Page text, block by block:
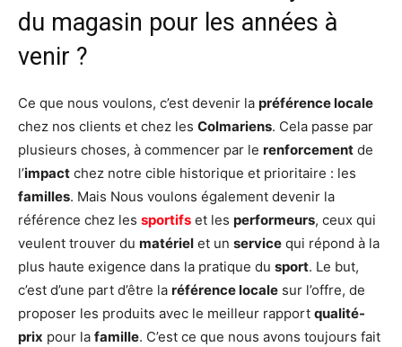
du magasin pour les années à
venir ?
Ce que nous voulons, c’est devenir la préférence locale
chez nos clients et chez les Colmariens. Cela passe par
plusieurs choses, à commencer par le renforcement de
l’impact chez notre cible historique et prioritaire : les
familles. Mais Nous voulons également devenir la
référence chez les sportifs et les performeurs, ceux qui
veulent trouver du matériel et un service qui répond à la
plus haute exigence dans la pratique du sport. Le but,
c’est d’une part d’être la référence locale sur l’offre, de
proposer les produits avec le meilleur rapport qualité-
prix pour la famille. C’est ce que nous avons toujours fait